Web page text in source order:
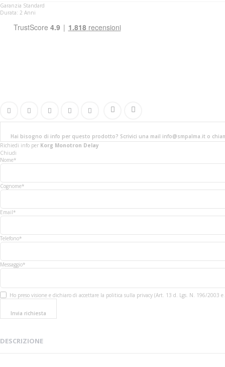
Garanzia Standard
Durata: 2 Anni
Hai bisogno di info per questo prodotto? Scrivici una mail info@smpalma.it o
Richiedi info per Korg Monotron Delay
Chiudi
Nome*
Cognome*
Email*
Telefono*
Messaggio*
Ho preso visione e dichiaro di accettare la politica sulla privacy (Art. 13 d. Lgs. N. 196/2003
Invia richiesta
DESCRIZIONE